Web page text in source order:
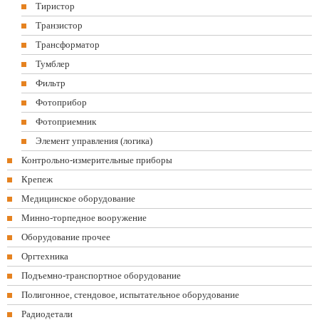
Тиристор
Транзистор
Трансформатор
Тумблер
Фильтр
Фотоприбор
Фотоприемник
Элемент управления (логика)
Контрольно-измерительные приборы
Крепеж
Медицинское оборудование
Минно-торпедное вооружение
Оборудование прочее
Оргтехника
Подъемно-транспортное оборудование
Полигонное, стендовое, испытательное оборудование
Радиодетали